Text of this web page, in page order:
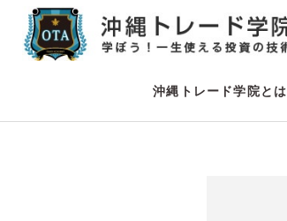
沖縄トレード学院とは